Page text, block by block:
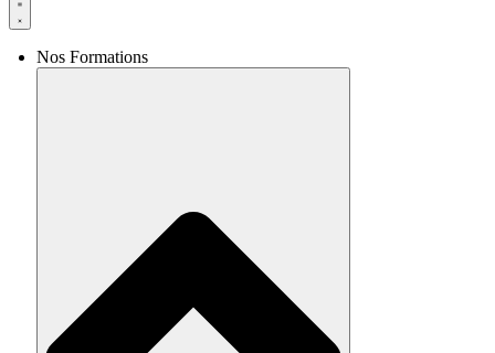
Nos Formations